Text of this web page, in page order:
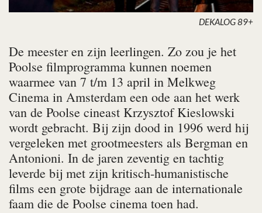
DEKALOG 89+
De meester en zijn leerlingen. Zo zou je het
Poolse filmprogramma kunnen noemen
waarmee van 7 t/m 13 april in Melkweg
Cinema in Amsterdam een ode aan het werk
van de Poolse cineast Krzysztof Kieslowski
wordt gebracht. Bij zijn dood in 1996 werd hij
vergeleken met grootmeesters als Bergman en
Antonioni. In de jaren zeventig en tachtig
leverde bij met zijn kritisch-humanistische
films een grote bijdrage aan de internationale
faam die de Poolse cinema toen had.